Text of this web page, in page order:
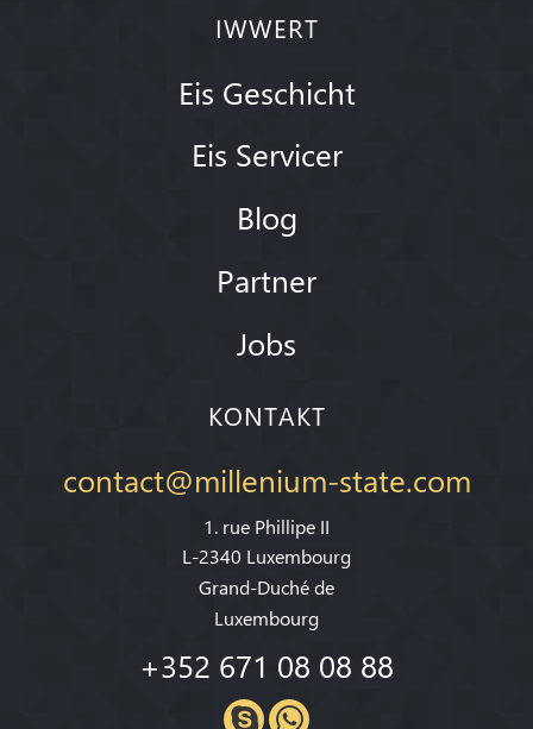
IWWERT
Eis Geschicht
Eis Servicer
Blog
Partner
Jobs
KONTAKT
contact@millenium-state.com
1. rue Phillipe II
L-2340 Luxembourg
Grand-Duché de
Luxembourg
+352 671 08 08 88